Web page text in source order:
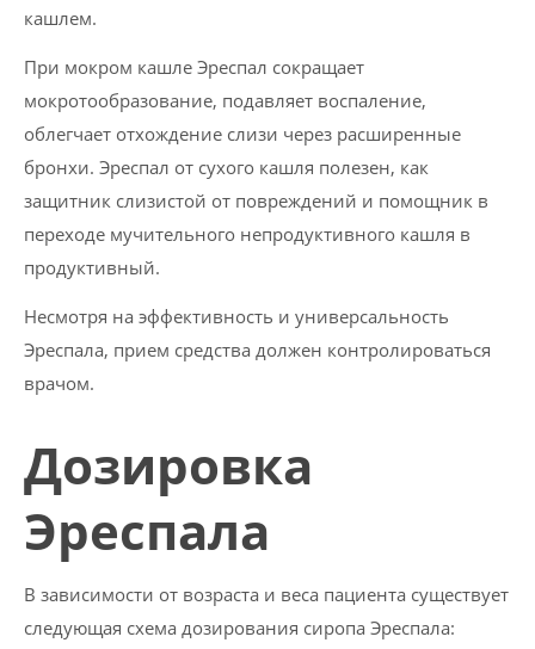
кашлем.
При мокром кашле Эреспал сокращает
мокротообразование, подавляет воспаление,
облегчает отхождение слизи через расширенные
бронхи. Эреспал от сухого кашля полезен, как
защитник слизистой от повреждений и помощник в
переходе мучительного непродуктивного кашля в
продуктивный.
Несмотря на эффективность и универсальность
Эреспала, прием средства должен контролироваться
врачом.
Дозировка
Эреспала
В зависимости от возраста и веса пациента существует
следующая схема дозирования сиропа Эреспала: